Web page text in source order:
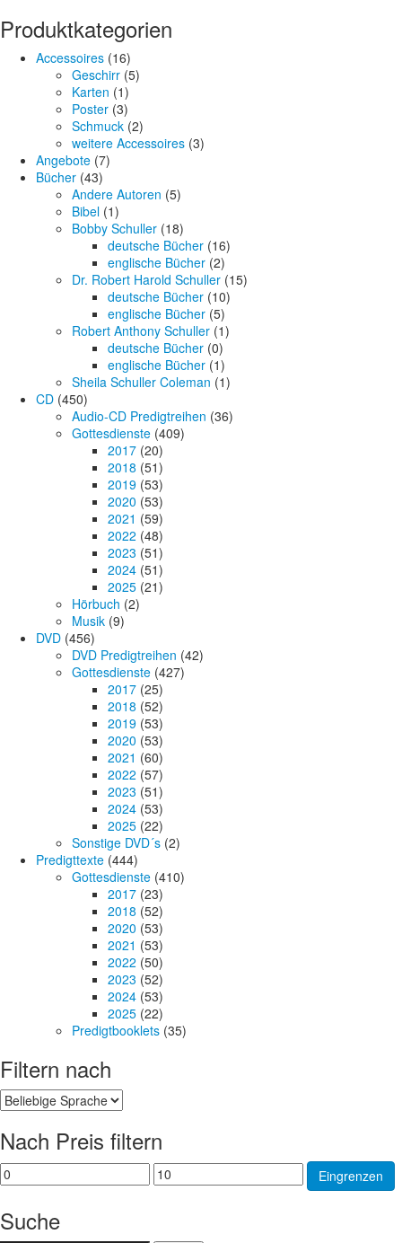
Produktkategorien
Accessoires (16)
Geschirr (5)
Karten (1)
Poster (3)
Schmuck (2)
weitere Accessoires (3)
Angebote (7)
Bücher (43)
Andere Autoren (5)
Bibel (1)
Bobby Schuller (18)
deutsche Bücher (16)
englische Bücher (2)
Dr. Robert Harold Schuller (15)
deutsche Bücher (10)
englische Bücher (5)
Robert Anthony Schuller (1)
deutsche Bücher (0)
englische Bücher (1)
Sheila Schuller Coleman (1)
CD (450)
Audio-CD Predigtreihen (36)
Gottesdienste (409)
2017 (20)
2018 (51)
2019 (53)
2020 (53)
2021 (59)
2022 (48)
2023 (51)
2024 (51)
2025 (21)
Hörbuch (2)
Musik (9)
DVD (456)
DVD Predigtreihen (42)
Gottesdienste (427)
2017 (25)
2018 (52)
2019 (53)
2020 (53)
2021 (60)
2022 (57)
2023 (51)
2024 (53)
2025 (22)
Sonstige DVD´s (2)
Predigttexte (444)
Gottesdienste (410)
2017 (23)
2018 (52)
2020 (53)
2021 (53)
2022 (50)
2023 (52)
2024 (53)
2025 (22)
Predigtbooklets (35)
Filtern nach
Nach Preis filtern
Min.
Preis
Max.
Preis
Eingrenzen
Suche